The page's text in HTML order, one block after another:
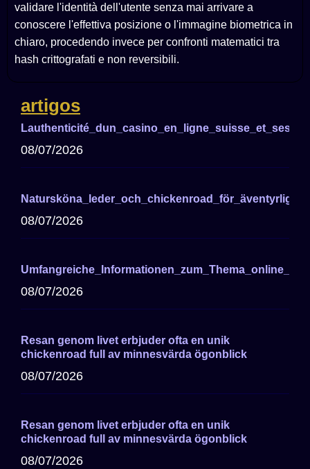
validare l'identità dell'utente senza mai arrivare a
conoscere l'effettiva posizione o l'immagine biometrica in
chiaro, procedendo invece per confronti matematici tra
hash crittografati e non reversibili.
artigos
08/07/2026
08/07/2026
08/07/2026
Resan genom livet erbjuder ofta en unik
chickenroad full av minnesvärda ögonblick
08/07/2026
Resan genom livet erbjuder ofta en unik
chickenroad full av minnesvärda ögonblick
08/07/2026